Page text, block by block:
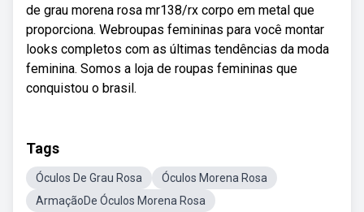
de grau morena rosa mr138/rx corpo em metal que
proporciona. Webroupas femininas para você montar
looks completos com as últimas tendências da moda
feminina. Somos a loja de roupas femininas que
conquistou o brasil.
Tags
Óculos De Grau Rosa
Óculos Morena Rosa
ArmaçãoDe Óculos Morena Rosa